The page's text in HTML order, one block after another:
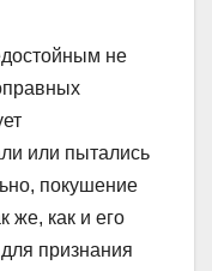
не
или пытались
покушение
же, как и его
признания